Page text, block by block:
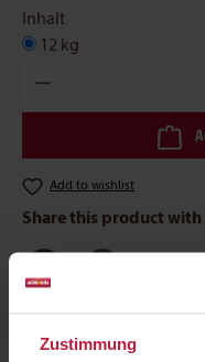
Zustimmung
Inhalt
12 kg
Product Quantity: Enter
Add to wishlist
Share this product